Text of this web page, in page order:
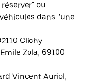
ou
dans l'une
Clichy
Zola, 69100
Vincent Auriol,